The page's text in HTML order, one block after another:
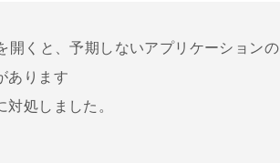
開くと、予期しないアプリケーションの
あります
処しました。